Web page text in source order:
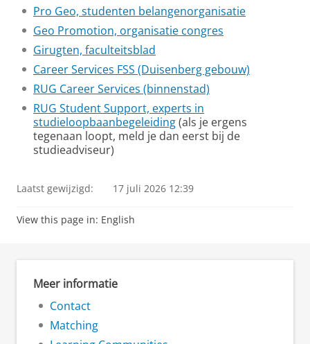
Pro Geo, studenten belangenorganisatie
Geo Promotion, organisatie congres
Girugten, faculteitsblad
Career Services FSS (Duisenberg gebouw)
RUG Career Services (binnenstad)
RUG Student Support, experts in
studieloopbaanbegeleiding(als je ergens
tegenaan loopt, meld je dan eerst bij de
studieadviseur)
Laatst gewijzigd: 17 juli 2026 12:39
View this page in: English
Meer informatie
Contact
Matching